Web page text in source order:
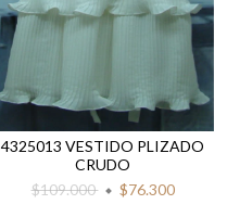
4325013 VESTIDO PLIZADO
CRUDO
$109.000
$76.300